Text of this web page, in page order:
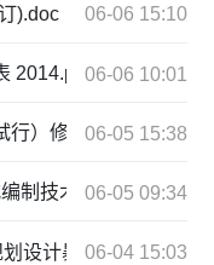
).doc 06-06 15:10
2014.pdf06-06 10:01
行）修订版 2019年11
06-05 15:38
制技术规范.pdf
06-05 09:34
设计暴雨径流计算标
06-04 15:03